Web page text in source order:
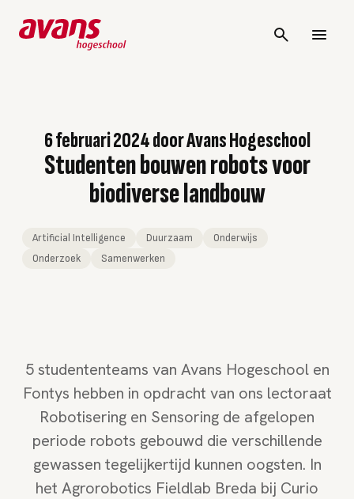
6 februari 2024doorAvans Hogeschool
Studenten bouwen robots voor
biodiverse landbouw
Artificial Intelligence Duurzaam
Onderwijs
Onderzoek
Samenwerken
5 studententeams van Avans Hogeschool en
Fontys hebben in opdracht van ons lectoraat
Robotisering en Sensoring de afgelopen
periode robots gebouwd die verschillende
gewassen tegelijkertijd kunnen oogsten. In
het Agrorobotics Fieldlab Breda bij Curio